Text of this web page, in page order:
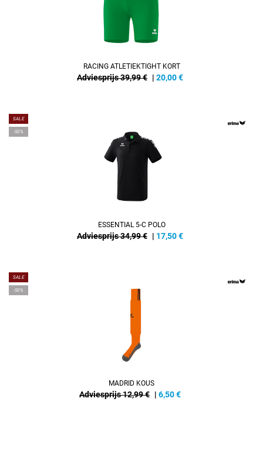
RACING ATLETIEKTIGHT KORT
Adviesprijs 39,99 € | 20,00€
SALE
-50%
ESSENTIAL 5-C POLO
Adviesprijs 34,99 € | 17,50€
SALE
-50%
MADRID KOUS
Adviesprijs 12,99 € | 6,50€